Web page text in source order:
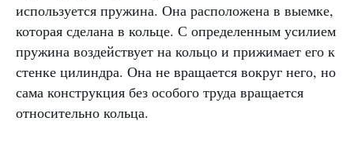
используется пружина. Она расположена в выемке,
которая сделана в кольце. С определенным усилием
пружина воздействует на кольцо и прижимает его к
стенке цилиндра. Она не вращается вокруг него, но
сама конструкция без особого труда вращается
относительно кольца.